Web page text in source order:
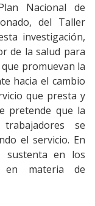
Nacional de
del Taller
investigación,
de la salud para
promuevan la
hacia el cambio
que presta y
pretende que la
se
el servicio. En
sustenta en los
en materia de